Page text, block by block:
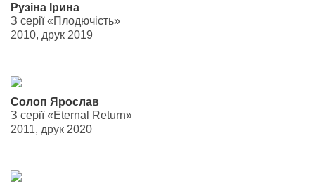
Рузіна Ірина
З серії «Плодючість»
2010, друк 2019
Солоп Ярослав
З серії «Eternal Return»
2011, друк 2020